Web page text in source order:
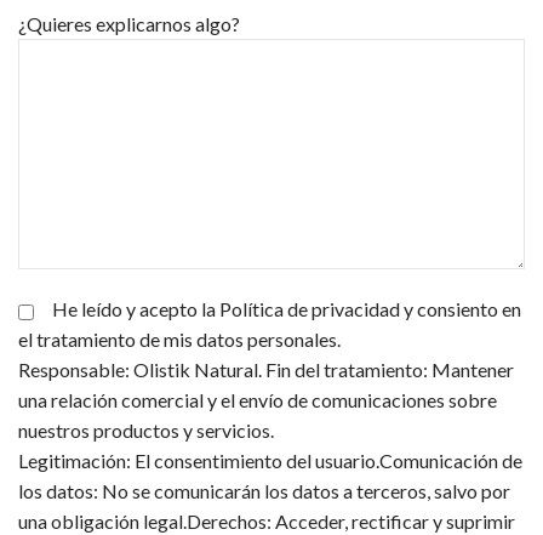
¿Quieres explicarnos algo?
He leído y acepto la Política de privacidad y consiento en
el tratamiento de mis datos personales.
Responsable: Olistik Natural. Fin del tratamiento: Mantener
una relación comercial y el envío de comunicaciones sobre
nuestros productos y servicios.
Legitimación: El consentimiento del usuario.Comunicación de
los datos: No se comunicarán los datos a terceros, salvo por
una obligación legal.Derechos: Acceder, rectificar y suprimir